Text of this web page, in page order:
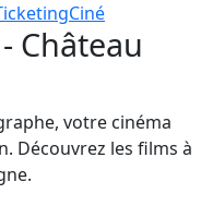
Château
votre cinéma
Découvrez les films à